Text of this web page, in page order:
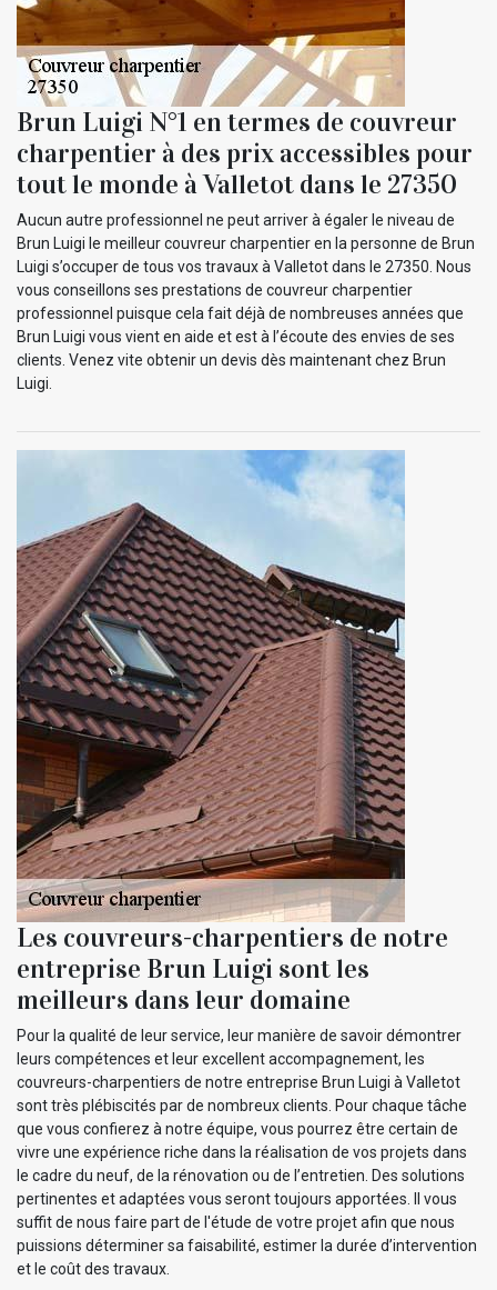
Brun Luigi N°1 en termes de couvreur
charpentier à des prix accessibles pour
tout le monde à Valletot dans le 27350
Aucun autre professionnel ne peut arriver à égaler le niveau de
Brun Luigi le meilleur couvreur charpentier en la personne de Brun
Luigi s’occuper de tous vos travaux à Valletot dans le 27350. Nous
vous conseillons ses prestations de couvreur charpentier
professionnel puisque cela fait déjà de nombreuses années que
Brun Luigi vous vient en aide et est à l’écoute des envies de ses
clients. Venez vite obtenir un devis dès maintenant chez Brun
Luigi.
Les couvreurs-charpentiers de notre
entreprise Brun Luigi sont les
meilleurs dans leur domaine
Pour la qualité de leur service, leur manière de savoir démontrer
leurs compétences et leur excellent accompagnement, les
couvreurs-charpentiers de notre entreprise Brun Luigi à Valletot
sont très plébiscités par de nombreux clients. Pour chaque tâche
que vous confierez à notre équipe, vous pourrez être certain de
vivre une expérience riche dans la réalisation de vos projets dans
le cadre du neuf, de la rénovation ou de l’entretien. Des solutions
pertinentes et adaptées vous seront toujours apportées. Il vous
suffit de nous faire part de l'étude de votre projet afin que nous
puissions déterminer sa faisabilité, estimer la durée d’intervention
et le coût des travaux.